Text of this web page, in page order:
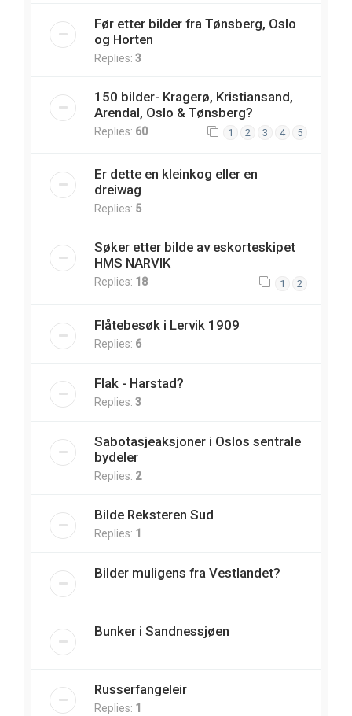
Før etter bilder fra Tønsberg, Oslo
og Horten
Replies: 3
150 bilder- Kragerø, Kristiansand,
Arendal, Oslo & Tønsberg?
Replies: 60 1 2 3 4 5
Er dette en kleinkog eller en
dreiwag
Replies: 5
Søker etter bilde av eskorteskipet
HMS NARVIK
Replies: 18 1 2
Flåtebesøk i Lervik 1909
Replies: 6
Flak - Harstad?
Replies: 3
Sabotasjeaksjoner i Oslos sentrale
bydeler
Replies: 2
Bilde Reksteren Sud
Replies: 1
Bilder muligens fra Vestlandet?
Bunker i Sandnessjøen
Russerfangeleir
Replies: 1